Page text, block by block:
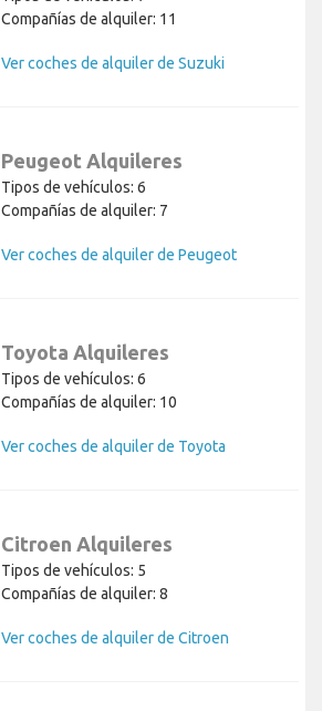
Compañías de alquiler: 11
Ver coches de alquiler de Suzuki
Peugeot Alquileres
Tipos de vehículos: 6
Compañías de alquiler: 7
Ver coches de alquiler de Peugeot
Toyota Alquileres
Tipos de vehículos: 6
Compañías de alquiler: 10
Ver coches de alquiler de Toyota
Citroen Alquileres
Tipos de vehículos: 5
Compañías de alquiler: 8
Ver coches de alquiler de Citroen